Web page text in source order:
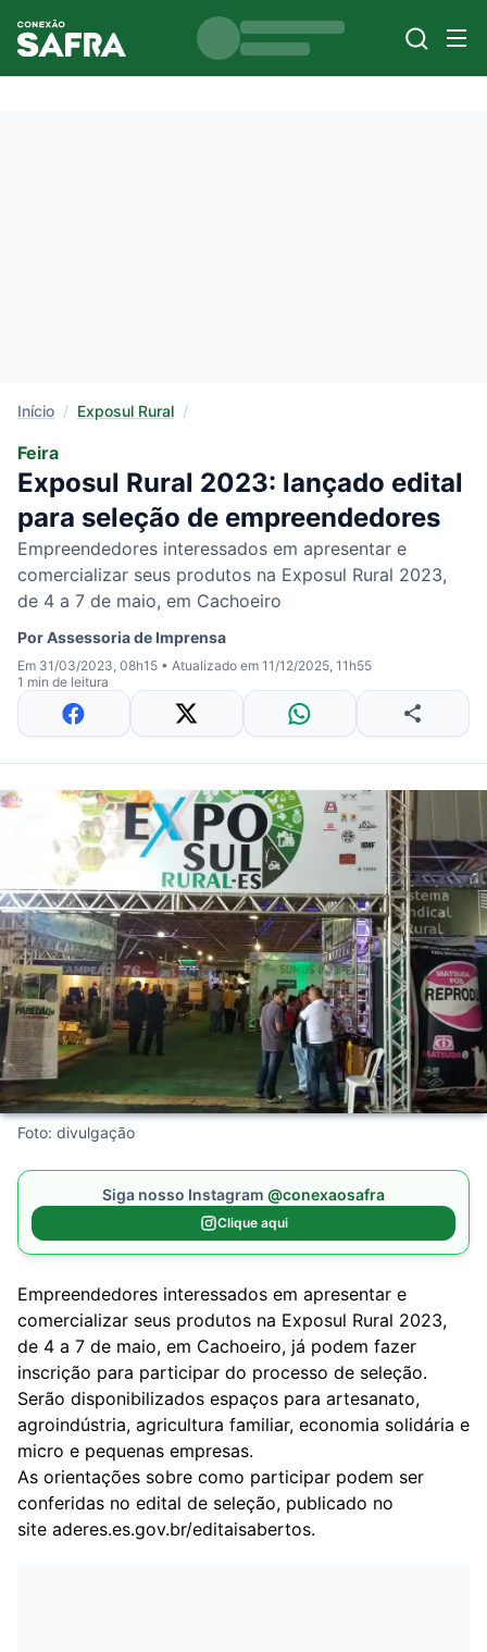
Início / Exposul Rural /
Feira
Exposul Rural 2023: lançado edital
para seleção de empreendedores
Empreendedores interessados em apresentar e
comercializar seus produtos na Exposul Rural 2023,
de 4 a 7 de maio, em Cachoeiro
PorAssessoria de Imprensa
Em 31/03/2023, 08h15 • Atualizado em 11/12/2025, 11h55
1 min de leitura
Foto: divulgação
Siga nosso Instagram @conexaosafra
Clique aqui
Empreendedores interessados em apresentar e
comercializar seus produtos na Exposul Rural 2023,
de 4 a 7 de maio, em Cachoeiro, já podem fazer
inscrição para participar do processo de seleção.
Serão disponibilizados espaços para artesanato,
agroindústria, agricultura familiar, economia solidária e
micro e pequenas empresas.
As orientações sobre como participar podem ser
conferidas no edital de seleção, publicado no
site aderes.es.gov.br/editaisabertos.